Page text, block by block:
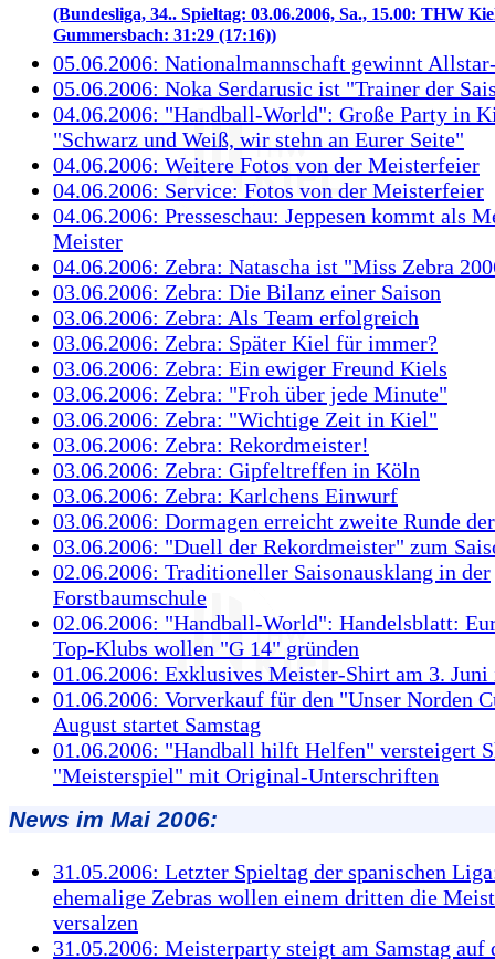
(Bundesliga, 34.. Spieltag: 03.06.2006, Sa., 15.00: THW
Gummersbach: 31:29 (17:16))
05.06.2006: Nationalmannschaft gewinnt
05.06.2006: Noka Serdarusic ist "Trainer der
04.06.2006: "Handball-World": Große Party in
"Schwarz und Weiß, wir stehn an Eurer Seite"
04.06.2006: Weitere Fotos von der Meisterfeier
04.06.2006: Service: Fotos von der Meisterfeier
04.06.2006: Presseschau: Jeppesen kommt als
Meister
04.06.2006: Zebra: Natascha ist "Miss Zebra
03.06.2006: Zebra: Die Bilanz einer Saison
03.06.2006: Zebra: Als Team erfolgreich
03.06.2006: Zebra: Später Kiel für immer?
03.06.2006: Zebra: Ein ewiger Freund Kiels
03.06.2006: Zebra: "Froh über jede Minute"
03.06.2006: Zebra: "Wichtige Zeit in Kiel"
03.06.2006: Zebra: Rekordmeister!
03.06.2006: Zebra: Gipfeltreffen in Köln
03.06.2006: Zebra: Karlchens Einwurf
03.06.2006: Dormagen erreicht zweite Runde
03.06.2006: "Duell der Rekordmeister" zum
02.06.2006: Traditioneller Saisonausklang in der
Forstbaumschule
02.06.2006: "Handball-World": Handelsblatt:
Top-Klubs wollen "G 14" gründen
01.06.2006: Exklusives Meister-Shirt am 3.
01.06.2006: Vorverkauf für den "Unser Norden
August startet Samstag
01.06.2006: "Handball hilft Helfen" versteigert
"Meisterspiel" mit Original-Unterschriften
News im Mai 2006:
31.05.2006: Letzter Spieltag der spanischen
ehemalige Zebras wollen einem dritten die
versalzen
31.05.2006: Meisterparty steigt am Samstag auf